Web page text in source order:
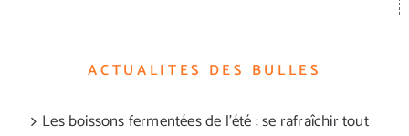
ACTUALITES DES BULLES
Les boissons fermentées de l’été : se rafraîchir tout